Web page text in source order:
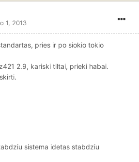
1, 2013
pries ir po siokio tokio
2.9, kariski tiltai, prieki habai.
sistema idetas stabdziu